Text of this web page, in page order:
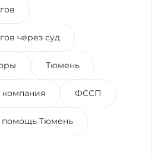
через суд
Тюмень
ФССП
Тюмень